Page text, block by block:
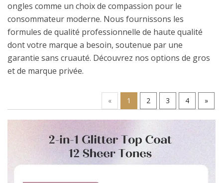
ongles comme un choix de compassion pour le
consommateur moderne. Nous fournissons les
formules de qualité professionnelle de haute qualité
dont votre marque a besoin, soutenue par une
garantie sans cruauté. Découvrez nos options de gros
et de marque privée.
« 1 2 3 4 »